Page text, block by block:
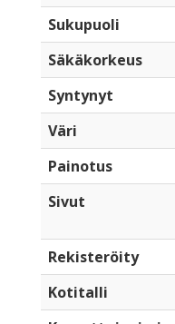
Sukupuoli
Säkäkorkeus
Syntynyt
Väri
Painotus
Sivut
Rekisteröity
Kotitalli